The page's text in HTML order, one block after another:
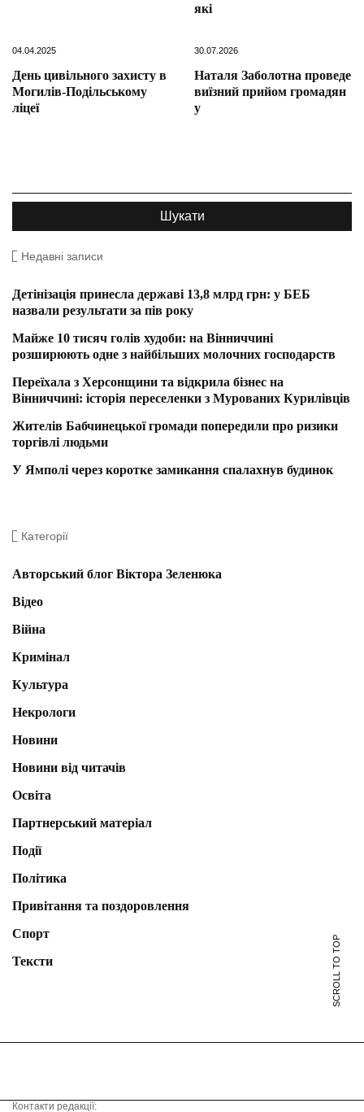
які
04.04.2025
День цивільного захисту в
Могилів-Подільському
ліцеї
30.07.2026
Наталя Заболотна проведе
виїзний прийом громадян
у
Недавні записи
Детінізація принесла державі 13,8 млрд грн: у БЕБ
назвали результати за пів року
Майже 10 тисяч голів худоби: на Вінниччині
розширюють одне з найбільших молочних господарств
Переїхала з Херсонщини та відкрила бізнес на
Вінниччині: історія переселенки з Мурованих Курилівців
Жителів Бабчинецької громади попередили про ризики
торгівлі людьми
У Ямполі через коротке замикання спалахнув будинок
Категорії
Авторський блог Віктора Зеленюка
Відео
Війна
Кримінал
Культура
Некрологи
Новини
Новини від читачів
Освіта
Партнерський матеріал
Події
Політика
Привітання та поздоровлення
Спорт
Тексти
SCROLL TO TOP
Контакти редакції: